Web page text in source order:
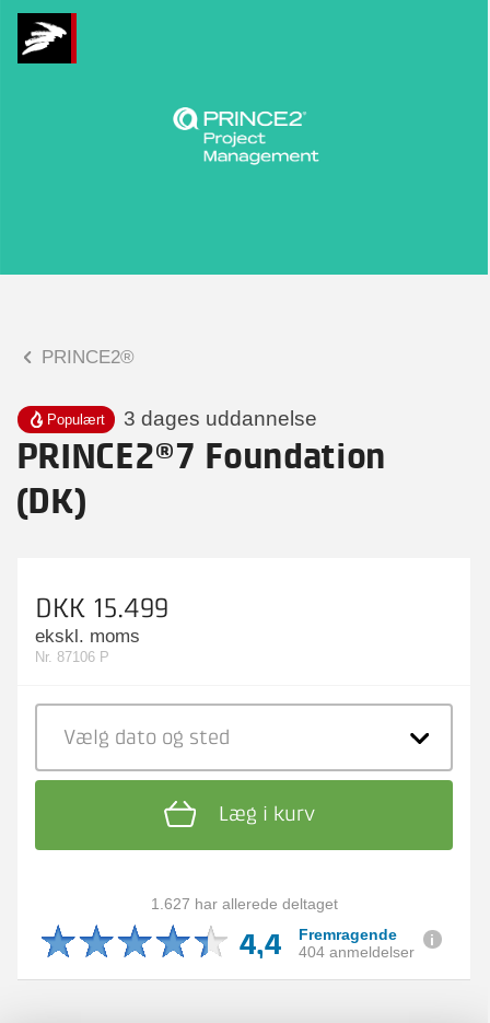
PRINCE2®
Populært 3 dages uddannelse
PRINCE2®7 Foundation
(DK)
DKK 15.499
ekskl. moms
Nr. 87106 P
Vælg dato og sted
Læg i kurv
1.627 har allerede deltaget
4,4
Fremragende
404 anmeldelser
Praktiske spørgsmål
Stine Krogh Biehe